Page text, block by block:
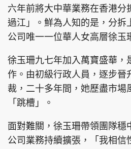
PCM 電腦廣場 星島頭條
頭條日報 星島環球
親子王 Oh!爸媽
六年前將大中華業務在香港分
過江」。鮮為人知的是，分拆
公司唯一一位華人女高層徐玉
徐玉珊九七年加入萬寶盛華，
作。由初級行政人員，逐步晉
裁，二十多年間，她歷盡市場
「跳槽」。
面對難關，徐玉珊帶領團隊穩
公司業務持續擴張，「我相信